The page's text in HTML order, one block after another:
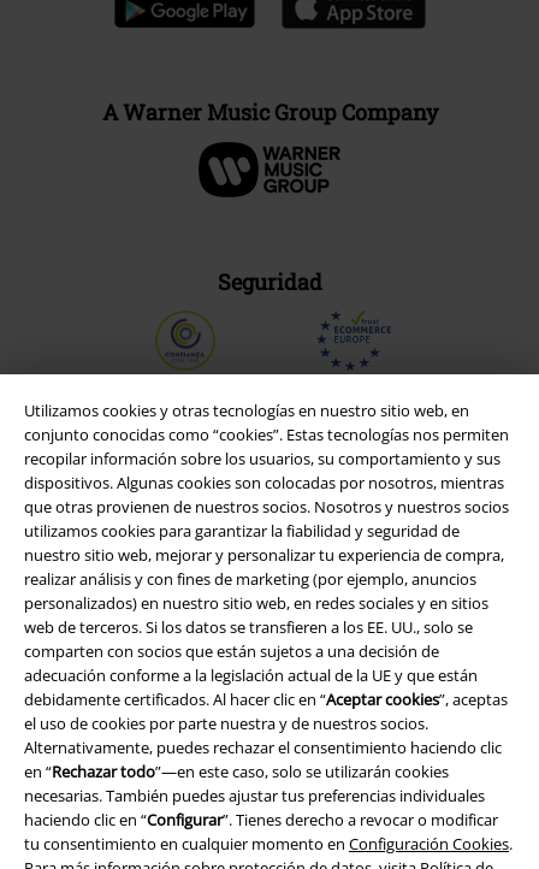
Utilizamos cookies y otras tecnologías en nuestro sitio web, en
conjunto conocidas como “cookies”. Estas tecnologías nos permiten
recopilar información sobre los usuarios, su comportamiento y sus
dispositivos. Algunas cookies son colocadas por nosotros, mientras
que otras provienen de nuestros socios. Nosotros y nuestros socios
utilizamos cookies para garantizar la fiabilidad y seguridad de
nuestro sitio web, mejorar y personalizar tu experiencia de compra,
realizar análisis y con fines de marketing (por ejemplo, anuncios
personalizados) en nuestro sitio web, en redes sociales y en sitios
web de terceros. Si los datos se transfieren a los EE. UU., solo se
comparten con socios que están sujetos a una decisión de
adecuación conforme a la legislación actual de la UE y que están
debidamente certificados. Al hacer clic en “Aceptar cookies”, aceptas
el uso de cookies por parte nuestra y de nuestros socios.
Alternativamente, puedes rechazar el consentimiento haciendo clic
en “Rechazar todo”—en este caso, solo se utilizarán cookies
necesarias. También puedes ajustar tus preferencias individuales
haciendo clic en “Configurar”. Tienes derecho a revocar o modificar
tu consentimiento en cualquier momento en Configuración Cookies.
A Warner Music Group Company
Seguridad
Legal
Términos y Condiciones
Aviso Legal
Ley protección de datos
Eliminación de residuos y protección del medioambiente